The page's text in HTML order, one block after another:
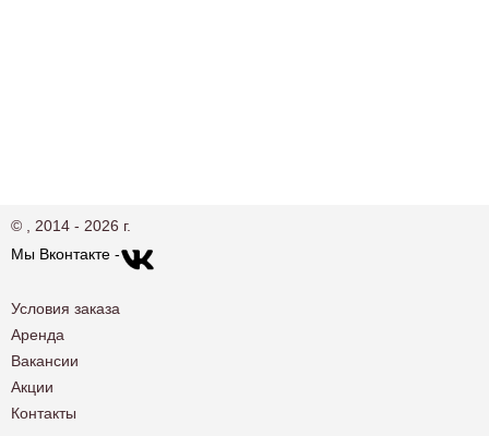
© , 2014 - 2026 г.
Мы Вконтакте -
Условия заказа
Аренда
Вакансии
Акции
Контакты